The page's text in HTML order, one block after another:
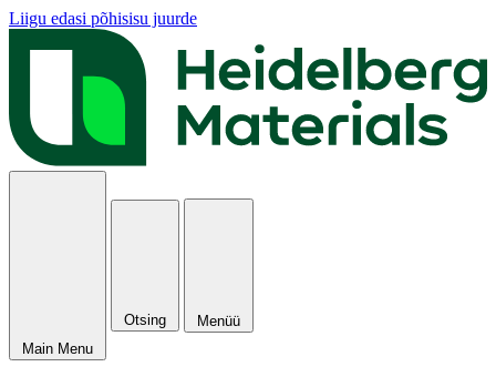
Liigu edasi põhisisu juurde
Main Menu
Otsing Menüü